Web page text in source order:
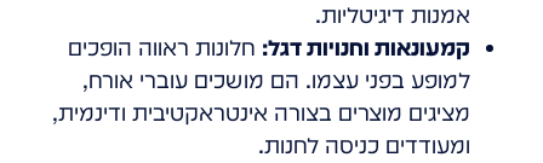
אמנות דיגיטליות.
קמעונאות וחנויות דגל: חלונות ראווה הופכים
למופע בפני עצמו. הם מושכים עוברי אורח,
מציגים מוצרים בצורה אינטראקטיבית ודינמית,
ומעודדים כניסה לחנות.